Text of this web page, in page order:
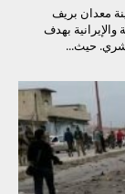
معدان بريف
بهدف
حيث...